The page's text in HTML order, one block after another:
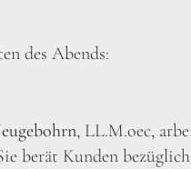
des Abends:
, LL.M.oec,
berät Kunden